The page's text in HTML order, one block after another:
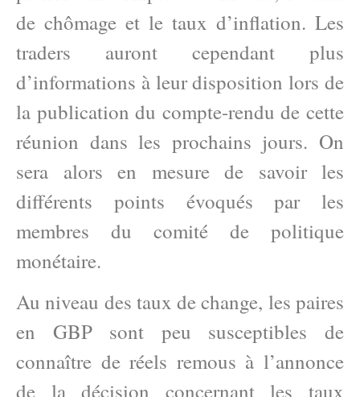
de chômage et le taux d’inflation. Les
traders auront cependant plus
d’informations à leur disposition lors de
la publication du compte-rendu de cette
réunion dans les prochains jours. On
sera alors en mesure de savoir les
différents points évoqués par les
membres du comité de politique
monétaire.
Au niveau des taux de change, les paires
en GBP sont peu susceptibles de
connaître de réels remous à l’annonce
de la décision concernant les taux